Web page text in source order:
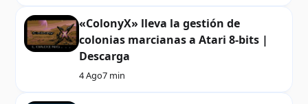
«ColonyX» lleva la gestión de
colonias marcianas a Atari 8-bits |
Descarga
4 Ago7 min